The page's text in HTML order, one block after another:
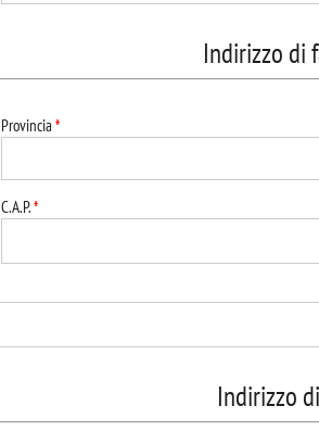
Indirizzo di
Provincia*
C.A.P.*
Indirizzo